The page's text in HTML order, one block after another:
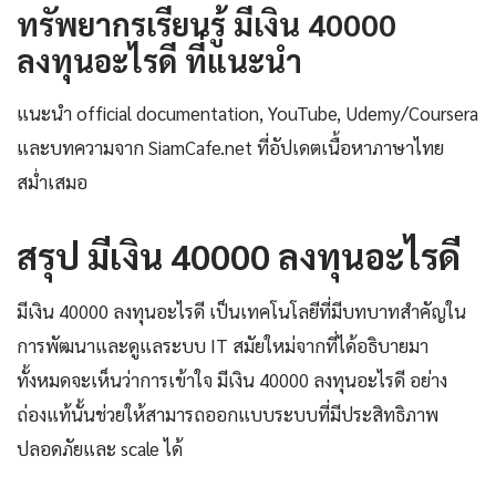
ทรัพยากรเรียนรู้ มีเงิน 40000
ลงทุนอะไรดี ที่แนะนำ
แนะนำ official documentation, YouTube, Udemy/Coursera
และบทความจาก SiamCafe.net ที่อัปเดตเนื้อหาภาษาไทย
สม่ำเสมอ
สรุป มีเงิน 40000 ลงทุนอะไรดี
มีเงิน 40000 ลงทุนอะไรดี เป็นเทคโนโลยีที่มีบทบาทสำคัญใน
การพัฒนาและดูแลระบบ IT สมัยใหม่จากที่ได้อธิบายมา
ทั้งหมดจะเห็นว่าการเข้าใจ มีเงิน 40000 ลงทุนอะไรดี อย่าง
ถ่องแท้นั้นช่วยให้สามารถออกแบบระบบที่มีประสิทธิภาพ
ปลอดภัยและ scale ได้